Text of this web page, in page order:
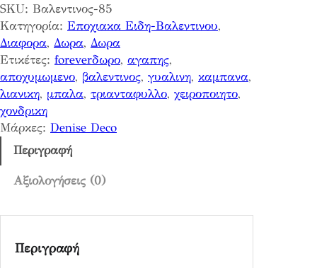
ρ
ο
Α
γ
α
π
η
ς
6
σ
SKU: Βαλεντινος-85
Κατηγορία: Εποχιακα Ειδη-Βαλεντινου
Διαφορα, Δωρα, Δωρα
Ετικέτες: foreverδωρο, αγαπης
αποχυμωμενο, βαλεντινος, γυαλινη, καμπανα
λιανικη, μπαλα, τριανταφυλλο, χειροποιητο
χονδρικη
Μάρκες: Denise Deco
Περιγραφή
Αξιολογήσεις (0)
Περιγραφή